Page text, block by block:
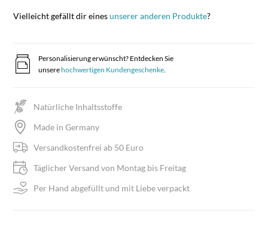
Vielleicht gefällt dir einesunserer anderen Produkte?
Personalisierung erwünscht? Entdecken Sie
unserehochwertigen Kundengeschenke.
Natürliche Inhaltsstoffe
Made in Germany
Versandkostenfrei ab 50 Euro
Täglicher Versand von Montag bis Freitag
Per Hand abgefüllt und mit Liebe verpackt